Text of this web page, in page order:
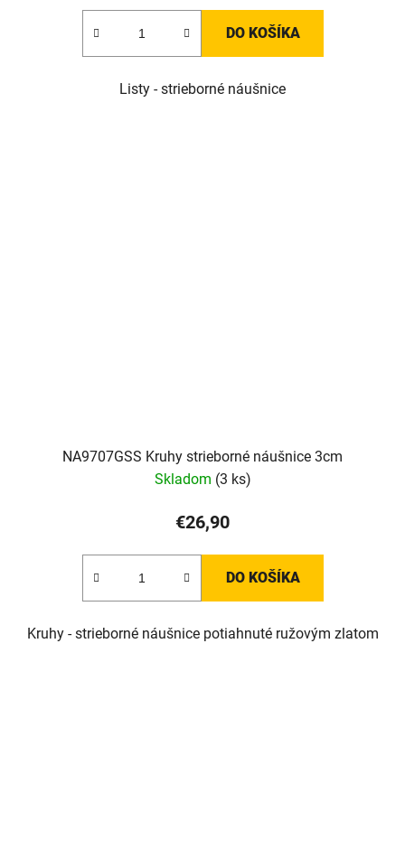
DO KOŠÍKA
Listy - strieborné náušnice
NA9707GSS Kruhy strieborné náušnice 3cm
Skladom (3 ks)
€26,90
DO KOŠÍKA
Kruhy - strieborné náušnice potiahnuté ružovým zlatom